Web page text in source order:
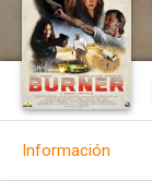
Información